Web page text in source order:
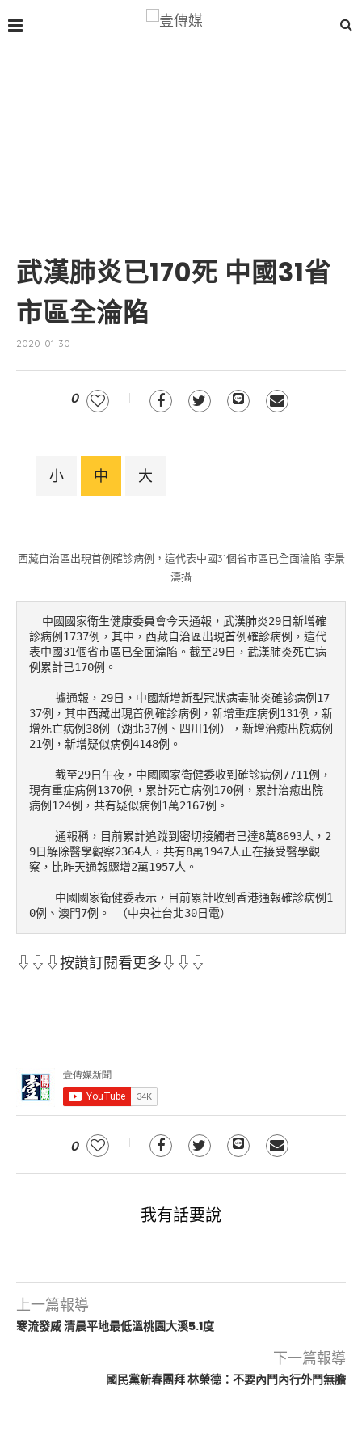
武漢肺炎已170死 中國31省
市區全淪陷
2020-01-30
0
小 中 大
西藏自治區出現首例確診病例，這代表中國31個省市區已全面淪陷 李景
濤攝
診病例1737例，其中，西藏自治區出現首例確診病例，這代
表中國31個省市區已全面淪陷。截至29日，武漢肺炎死亡病
例累計已170例。
37例，其中西藏出現首例確診病例，新增重症病例131例，新
增死亡病例38例（湖北37例、四川1例），新增治癒出院病例
21例，新增疑似病例4148例。
現有重症病例1370例，累計死亡病例170例，累計治癒出院
病例124例，共有疑似病例1萬2167例。
9日解除醫學觀察2364人，共有8萬1947人正在接受醫學觀
察，比昨天通報驟增2萬1957人。
0例、澳門7例。 （中央社台北30日電）
⇩⇩⇩按讚訂閱看更多⇩⇩⇩
0
我有話要說
上一篇報導
寒流發威 清晨平地最低溫桃園大溪5.1度
下一篇報導
國民黨新春團拜 林榮德：不要內鬥內行外鬥無膽